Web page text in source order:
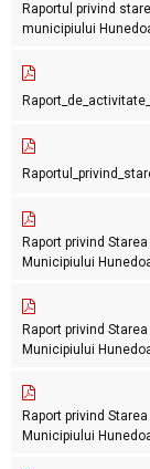
Raportul privind
municipiului
Raport privind
Municipiului
Raport privind
Municipiului
Raport privind
Municipiului